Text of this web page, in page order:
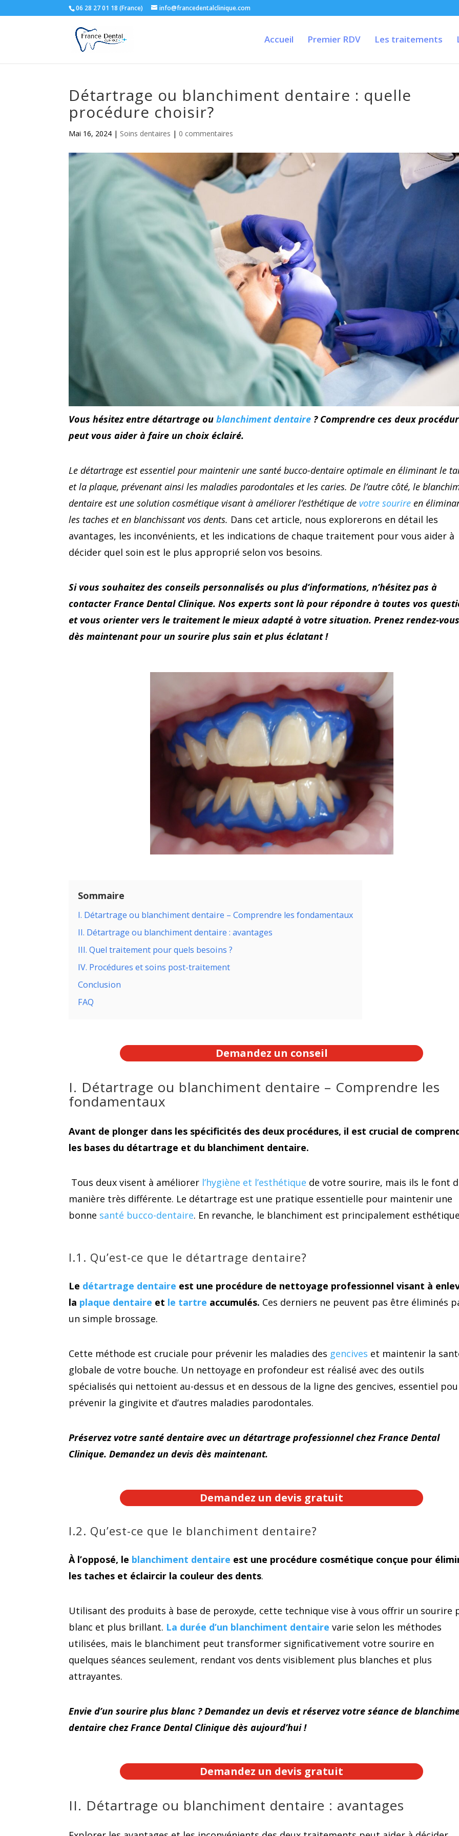
06 28 27 01 18 (France) info@francedentalclinique.com
Accueil Premier RDV Les traitements
Détartrage ou blanchiment dentaire : quelle
procédure choisir?
Mai 16, 2024 | Soins dentaires | 0 commentaires
Vous hésitez entre détartrage oublanchiment dentaire ? Comprendre ces deux
peut vous aider à faire un choix éclairé.
Le détartrage est essentiel pour maintenir une santé bucco-dentaire optimale en éliminant le
et la plaque, prévenant ainsi les maladies parodontales et les caries. De l’autre côté, le
dentaire est une solution cosmétique visant à améliorer l’esthétique de votre sourire en
les taches et en blanchissant vos dents. Dans cet article, nous explorerons en détail les
avantages, les inconvénients, et les indications de chaque traitement pour vous aider à
décider quel soin est le plus approprié selon vos besoins.
Si vous souhaitez des conseils personnalisés ou plus d’informations, n’hésitez pas à
contacter France Dental Clinique. Nos experts sont là pour répondre à toutes vos
et vous orienter vers le traitement le mieux adapté à votre situation. Prenez rendez-
dès maintenant pour un sourire plus sain et plus éclatant !
Sommaire
I. Détartrage ou blanchiment dentaire – Comprendre les fondamentaux
II. Détartrage ou blanchiment dentaire : avantages
III. Quel traitement pour quels besoins ?
IV. Procédures et soins post-traitement
Conclusion
FAQ
Demandez un conseil
I. Détartrage ou blanchiment dentaire – Comprendre les
fondamentaux
Avant de plonger dans les spécificités des deux procédures, il est crucial de
les bases du détartrage et du blanchiment dentaire.
Tous deux visent à améliorer l’hygiène et l’esthétique de votre sourire, mais ils le font
manière très différente. Le détartrage est une pratique essentielle pour maintenir une
bonne santé bucco-dentaire. En revanche, le blanchiment est principalement
I.1. Qu’est-ce que le détartrage dentaire?
Le détartrage dentaire est une procédure de nettoyage professionnel visant à
la plaque dentaire et le tartre accumulés. Ces derniers ne peuvent pas être éliminés
un simple brossage.
Cette méthode est cruciale pour prévenir les maladies des gencives et maintenir la
globale de votre bouche. Un nettoyage en profondeur est réalisé avec des outils
spécialisés qui nettoient au-dessus et en dessous de la ligne des gencives, essentiel
prévenir la gingivite et d’autres maladies parodontales.
Préservez votre santé dentaire avec un détartrage professionnel chez France Dental
Clinique. Demandez un devis dès maintenant.
Demandez un devis gratuit
I.2. Qu’est-ce que le blanchiment dentaire?
À l’opposé, le blanchiment dentaire est une procédure cosmétique conçue pour
les taches et éclaircir la couleur des dents.
Utilisant des produits à base de peroxyde, cette technique vise à vous offrir un sourire
blanc et plus brillant. La durée d’un blanchiment dentaire varie selon les méthodes
utilisées, mais le blanchiment peut transformer significativement votre sourire en
quelques séances seulement, rendant vos dents visiblement plus blanches et plus
attrayantes.
Envie d’un sourire plus blanc ? Demandez un devis et réservez votre séance de
dentaire chez France Dental Clinique dès aujourd’hui !
Demandez un devis gratuit
II. Détartrage ou blanchiment dentaire : avantages